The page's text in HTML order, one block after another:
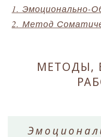
1. Эмоционально-
2. Метод
МЕТОДЫ,